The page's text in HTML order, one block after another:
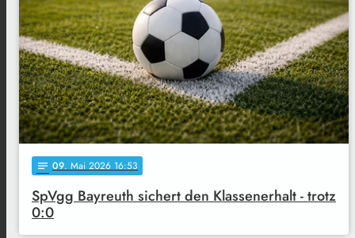
notes 09. Mai 2026 16:53
SpVgg Bayreuth sichert den Klassenerhalt - trotz
0:0